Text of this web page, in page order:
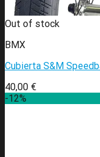
Out of stock
BMX
Cubierta S&M
40,00 €
-12%